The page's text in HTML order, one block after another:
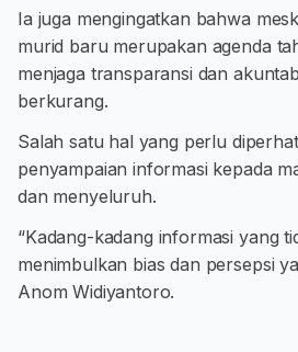
Ia juga mengingatkan bahwa
murid baru merupakan agenda
menjaga transparansi dan
berkurang.
Salah satu hal yang perlu
penyampaian informasi kepada
dan menyeluruh.
“Kadang-kadang informasi yang
menimbulkan bias dan persepsi
Anom Widiyantoro.